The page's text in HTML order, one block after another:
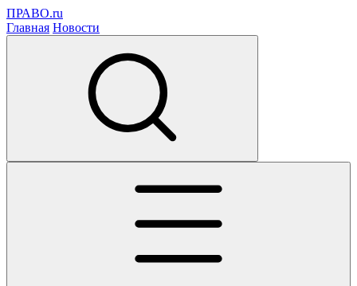
ПРАВО.ru
Главная Новости